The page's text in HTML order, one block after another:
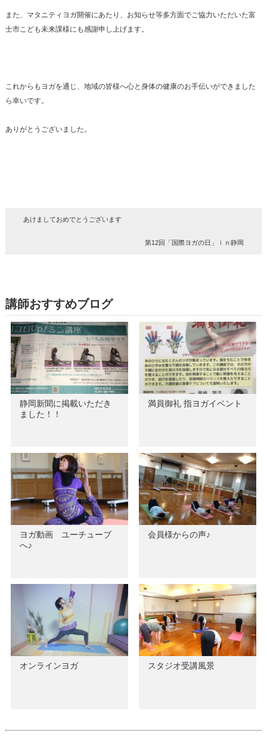
また、マタニティヨガ開催にあたり、お知らせ等多方面でご協力いただいた富
士市こども未来課様にも感謝申し上げます。
これからもヨガを通じ、地域の皆様へ心と身体の健康のお手伝いができました
ら幸いです。
ありがとうございました。
あけましておめでとうございます
第12回「国際ヨガの日」ｉｎ静岡
講師おすすめブログ
静岡新聞に掲載いただき
ました！！
満員御礼 指ヨガイベント
ヨガ動画 ユーチューブ
へ♪
会員様からの声♪
オンラインヨガ スタジオ受講風景